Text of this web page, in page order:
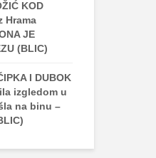
KOD
Hrama
JE
(BLIC)
I DUBOK
izgledom u
na binu –